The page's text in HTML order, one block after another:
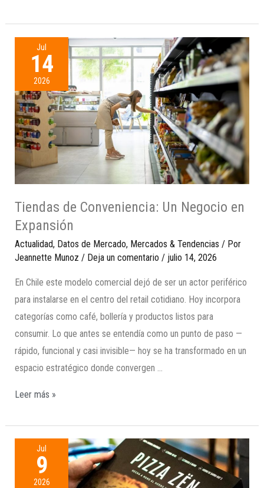
Jul
14
2026
Tiendas de Conveniencia: Un Negocio en
Expansión
Actualidad, Datos de Mercado, Mercados & Tendencias / Por
Jeannette Munoz / Deja un comentario / julio 14, 2026
En Chile este modelo comercial dejó de ser un actor periférico
para instalarse en el centro del retail cotidiano. Hoy incorpora
categorías como café, bollería y productos listos para
consumir. Lo que antes se entendía como un punto de paso —
rápido, funcional y casi invisible— hoy se ha transformado en un
espacio estratégico donde convergen …
Leer más »
Jul
9
2026